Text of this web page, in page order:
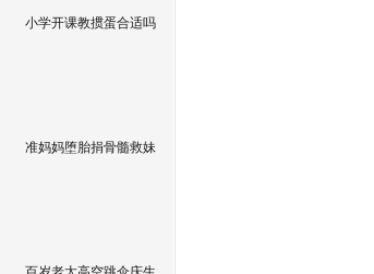
小学开课教掼蛋合适吗
准妈妈堕胎捐骨髓救妹